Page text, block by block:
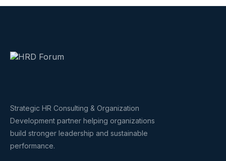
Strategic HR Consulting & Organization
Development partner helping organizations
build stronger leadership and sustainable
performance.